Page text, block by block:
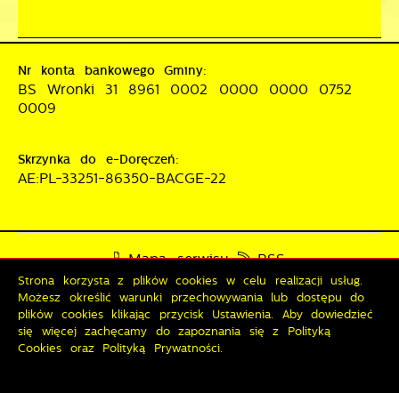
Nr konta bankowego Gminy:
BS Wronki 31 8961 0002 0000 0000 0752
0009
Skrzynka do e-Doręczeń:
AE:PL-33251-86350-BACGE-22
Mapa serwisu
RSS
Deklaracja dostępności
Polityka prywatności
Sygnalista
Strona korzysta z plików cookies w celu realizacji usług.
Możesz określić warunki przechowywania lub dostępu do
plików cookies klikając przycisk Ustawienia. Aby dowiedzieć
się więcej zachęcamy do zapoznania się z Polityką
Cookies oraz Polityką Prywatności.